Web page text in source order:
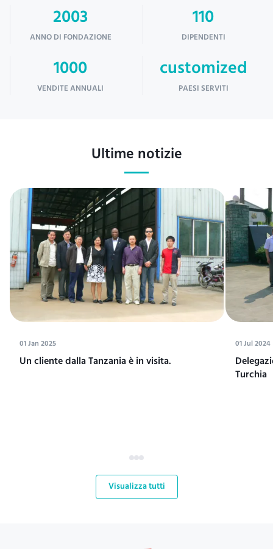
2003
ANNO DI FONDAZIONE
110
DIPENDENTI
1000
VENDITE ANNUALI
customized
PAESI SERVITI
Ultime notizie
01 Jan 2025
Un cliente dalla Tanzania è in visita.
01 Jul 2024
Turchia
Visualizza tutti